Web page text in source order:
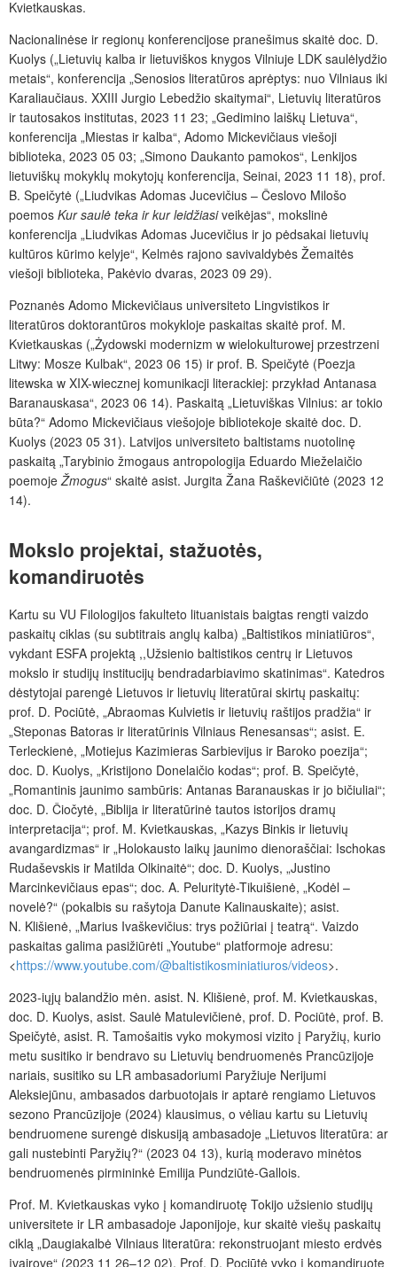
Kvietkauskas.
Nacionalinėse ir regionų konferencijose pranešimus skaitė doc. D.
Kuolys („Lietuvių kalba ir lietuviškos knygos Vilniuje LDK saulėlydžio
metais“, konferencija „Senosios literatūros aprėptys: nuo Vilniaus iki
Karaliaučiaus. XXIII Jurgio Lebedžio skaitymai“, Lietuvių literatūros
ir tautosakos institutas, 2023 11 23; „Gedimino laiškų Lietuva“,
konferencija „Miestas ir kalba“, Adomo Mickevičiaus viešoji
biblioteka, 2023 05 03; „Simono Daukanto pamokos“, Lenkijos
lietuviškų mokyklų mokytojų konferencija, Seinai, 2023 11 18), prof.
B. Speičytė („Liudvikas Adomas Jucevičius – Česlovo Milošo
poemos Kur saulė teka ir kur leidžiasiveikėjas“, mokslinė
konferencija „Liudvikas Adomas Jucevičius ir jo pėdsakai lietuvių
kultūros kūrimo kelyje“, Kelmės rajono savivaldybės Žemaitės
viešoji biblioteka, Pakėvio dvaras, 2023 09 29).
Poznanės Adomo Mickevičiaus universiteto Lingvistikos ir
literatūros doktorantūros mokykloje paskaitas skaitė prof. M.
Kvietkauskas („Żydowski modernizm w wielokulturowej przestrzeni
Litwy: Mosze Kulbak“, 2023 06 15) ir prof. B. Speičytė (Poezja
litewska w XIX-wiecznej komunikacji literackiej: przykład Antanasa
Baranauskasa“, 2023 06 14). Paskaitą „Lietuviškas Vilnius: ar tokio
būta?“ Adomo Mickevičiaus viešojoje bibliotekoje skaitė doc. D.
Kuolys (2023 05 31). Latvijos universiteto baltistams nuotolinę
paskaitą „Tarybinio žmogaus antropologija Eduardo Mieželaičio
poemojeŽmogus“ skaitė asist. Jurgita Žana Raškevičiūtė (2023 12
14).
Mokslo projektai, stažuotės,
komandiruotės
Kartu su VU Filologijos fakulteto lituanistais baigtas rengti vaizdo
paskaitų ciklas (su subtitrais anglų kalba) „Baltistikos miniatiūros“,
vykdant ESFA projektą ,,Užsienio baltistikos centrų ir Lietuvos
mokslo ir studijų institucijų bendradarbiavimo skatinimas“. Katedros
dėstytojai parengė Lietuvos ir lietuvių literatūrai skirtų paskaitų:
prof. D. Pociūtė, „Abrao­mas Kulvietis ir lietuvių raštijos pradžia“ ir
„Steponas Batoras ir literatūrinis Vilniaus Renesansas“; asist. E.
Terleckienė, „Motiejus Kazimieras Sarbievijus ir Baroko poezija“;
doc. D. Kuolys, „Kristijono Donelaičio kodas“; prof. B. Speičytė,
„Romantinis jaunimo sambūris: Antanas Baranauskas ir jo bičiuliai“;
doc. D. Čiočytė, „Biblija ir literatūrinė tautos istorijos dramų
interpretacija“; prof. M. Kvietkauskas, „Kazys Binkis ir lietuvių
avangardizmas“ ir „Holokausto laikų jaunimo dienoraščiai: Ischokas
Rudaševskis ir Matilda Olkinaitė“; doc. D. Kuolys, „Justino
Marcinkevičiaus epas“; doc. A. Peluritytė-Tikuišienė, „Kodėl –
novelė?“ (pokalbis su rašytoja Danute Kalinauskaite); asist.
N. Klišienė, „Marius Ivaškevičius: trys požiūriai į teatrą“. Vaizdo
paskaitas galima pasižiūrėti „Youtube“ platformoje adresu:
<https://www.youtube.com/@baltistikosminiatiuros/videos>.
2023-iųjų balandžio mėn. asist. N. Klišienė, prof. M. Kvietkauskas,
doc. D. Kuolys, asist. Saulė Matulevičienė, prof. D. Pociūtė, prof. B.
Speičytė, asist. R. Tamošaitis vyko mokymosi vizito į Paryžių, kurio
metu susitiko ir bendravo su Lietuvių bendruomenės Prancūzijoje
nariais, susitiko su LR ambasadoriumi Paryžiuje Nerijumi
Aleksiejūnu, ambasados darbuotojais ir aptarė rengiamo Lietuvos
sezono Prancūzijoje (2024) klausimus, o vėliau kartu su Lietuvių
bendruomene surengė diskusiją ambasadoje „Lietuvos literatūra: ar
gali nustebinti Paryžių?“ (2023 04 13), kurią moderavo minėtos
bendruomenės pirmininkė Emilija Pundziūtė-Gallois.
Prof. M. Kvietkauskas vyko į komandiruotę Tokijo užsienio studijų
universitete ir LR ambasadoje Japonijoje, kur skaitė viešų paskaitų
ciklą „Daugiakalbė Vilniaus literatūra: rekonstruojant miesto erdvės
įvairovę“ (2023 11 26–12 02). Prof. D. Pociūtė vyko į komandiruotę